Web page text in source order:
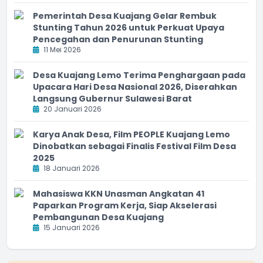
Pemerintah Desa Kuajang Gelar Rembuk
Stunting Tahun 2026 untuk Perkuat Upaya
Pencegahan dan Penurunan Stunting
11 Mei 2026
Desa Kuajang Lemo Terima Penghargaan pada
Upacara Hari Desa Nasional 2026, Diserahkan
Langsung Gubernur Sulawesi Barat
20 Januari 2026
Karya Anak Desa, Film PEOPLE Kuajang Lemo
Dinobatkan sebagai Finalis Festival Film Desa
2025
18 Januari 2026
Mahasiswa KKN Unasman Angkatan 41
Paparkan Program Kerja, Siap Akselerasi
Pembangunan Desa Kuajang
15 Januari 2026